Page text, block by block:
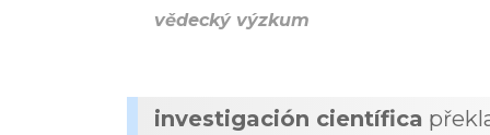
vědecký výzkum
investigación científica